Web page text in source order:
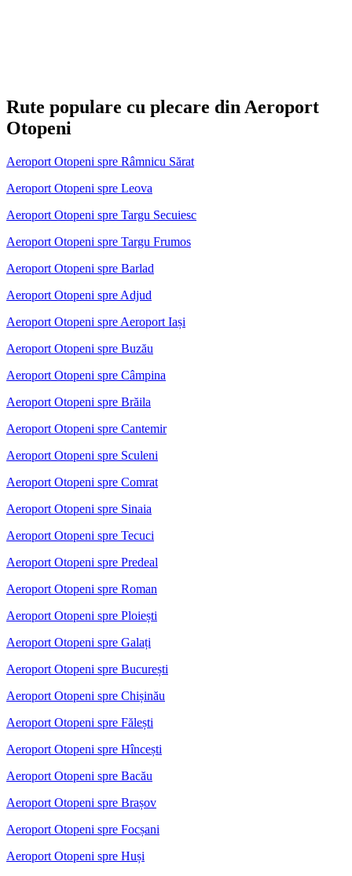
Rute populare cu plecare din Aeroport
Otopeni
Aeroport Otopeni spre Râmnicu Sărat
Aeroport Otopeni spre Leova
Aeroport Otopeni spre Targu Secuiesc
Aeroport Otopeni spre Targu Frumos
Aeroport Otopeni spre Barlad
Aeroport Otopeni spre Adjud
Aeroport Otopeni spre Aeroport Iași
Aeroport Otopeni spre Buzău
Aeroport Otopeni spre Câmpina
Aeroport Otopeni spre Brăila
Aeroport Otopeni spre Cantemir
Aeroport Otopeni spre Sculeni
Aeroport Otopeni spre Comrat
Aeroport Otopeni spre Sinaia
Aeroport Otopeni spre Tecuci
Aeroport Otopeni spre Predeal
Aeroport Otopeni spre Roman
Aeroport Otopeni spre Ploiești
Aeroport Otopeni spre Galați
Aeroport Otopeni spre București
Aeroport Otopeni spre Chișinău
Aeroport Otopeni spre Fălești
Aeroport Otopeni spre Hîncești
Aeroport Otopeni spre Bacău
Aeroport Otopeni spre Brașov
Aeroport Otopeni spre Focșani
Aeroport Otopeni spre Huși